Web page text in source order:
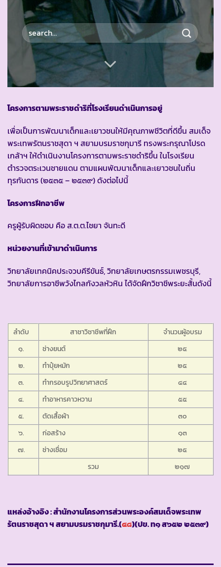
โครงการตามพระราชดำริที่โรงเรียนดำเนินการอยู่
เพื่อเป็นการพัฒนาเด็กและเยาวชนให้มีคุณภาพชีวิตที่ดีขึ้น สมเด็จ
พระเทพรัตนราชสุดา ฯ สยามบรมราชกุมารี ทรงพระกรุณาโปรด
เกล้าฯ ให้ดำเนินงานโครงการตามพระราชดำริขึ้น ในโรงเรียน
ตำรวจตระเวนชายแดน ตามแผนพัฒนาเด็กและเยาวชนในถิ่น
ทุรกันดาร (๒๕๓๕ – ๒๕๓๙) ดังต่อไปนี้
โครงการฝึกอาชีพ
ครูผู้รับผิดชอบ คือ ส.ต.ต.ไชยา จันทะดี
หน่วยงานที่เข้ามาดำเนินการ
วิทยาลัยเทคนิคประจวบคีรีขันธ์, วิทยาลัยเกษตรกรรมเพชรบุรี,
วิทยาลัยการอาชีพวังไกลกังวลหัวหิน ได้จัดฝึกวิชาชีพระยะสั้นดังนี้
ลำดับ สาชาวิชาชีพที่ฝึก
จำนวนผู้อบรม
๑.
ช่างยนต์
๒๕
๒.
ทำปุ๋ยหมัก
๒๕
๓.
ทำกรอบรูปวิทยาศาสตร์
๔๔
๔.
ทำอาหารคาวหวาน
๕๕
๕.
ตัดเสื้อผ้า
๓๐
๖.
ก่อสร้าง
๑๓
๗.
ช่างเชื่อม
๒๕
รวม
๒๑๗
แหล่งอ้างอิง : สำนักงานโครงการส่วนพระองค์สมเด็จพระเทพ
รัตนราชสุดา ฯ สยามบรมราชกุมารี.(๔๘)(ปข. ท๑ ส๖๕๒ ๒๕๓๙)